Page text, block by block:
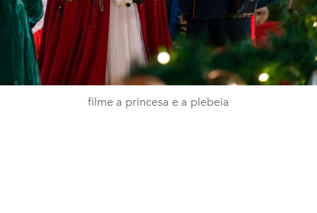
filme a princesa e a plebeia